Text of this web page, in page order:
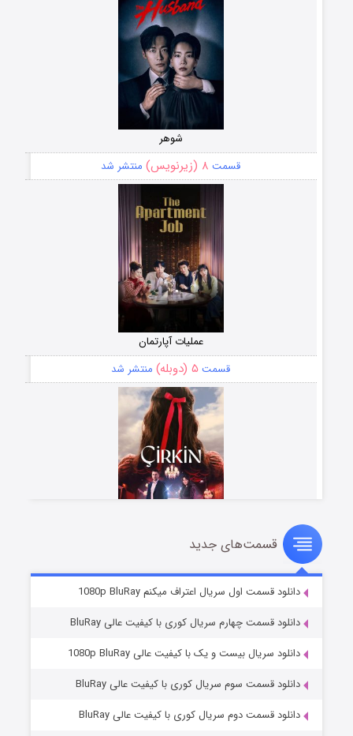
شوهر
قسمت ۸ (زیرنویس) منتشر شد
عملیات آپارتمان
قسمت ۵ (دوبله) منتشر شد
سریال زشت
قسمت۲ (زیرنویس) منتشر شد
قسمت‌های جدید
دانلود قسمت اول سریال اعتراف میکنم 1080p BluRay
دانلود قسمت چهارم سریال کوری با کیفیت عالی BluRay
دانلود سریال بیست و یک با کیفیت عالی 1080p BluRay
دانلود قسمت سوم سریال کوری با کیفیت عالی BluRay
دانلود قسمت دوم سریال کوری با کیفیت عالی BluRay